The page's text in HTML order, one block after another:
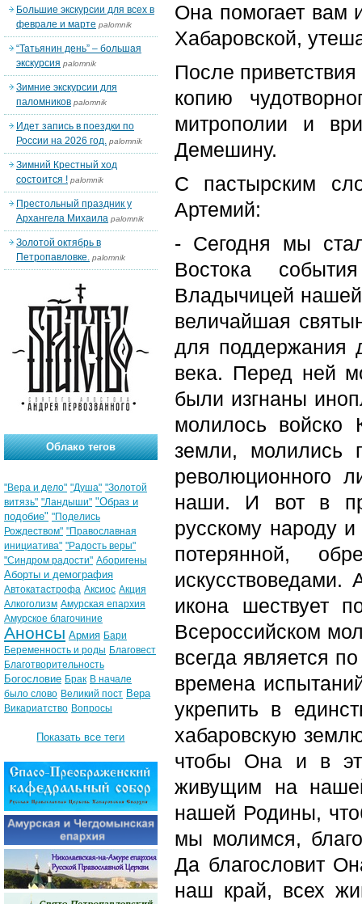
Она помогает вам
Хабаровской,
После
копию
митрополии и
Демешину.
С пастырским
Артемий:
- Сегодня мы
Востока
Владычицей
величайшая
для поддержания
века. Перед ней
были изгнаны
молилось войско
земли, молились
революционного
наши. И вот в
русскому народу
потерянной,
искусствоведами.
икона шествует
Всероссийском
всегда является
времена
укрепить в
хабаровскую
чтобы Она и в
живущим на
нашей Родины,
мы молимся,
Да благословит
наш край, всех
Большие экскурсии для всех в
феврале и марте palomnik
“Татьянин день” – большая
экскурсия palomnik
Зимние экскурсии для
паломников palomnik
Идет запись в поездки по
России на 2026 год. palomnik
Зимний Крестный ход
состоится ! palomnik
Престольный праздник у
Архангела Михаила palomnik
Золотой октябрь в
Петропавловке. palomnik
Облако тегов
"Вера и дело" "Душа" "Золотой
витязь" "Ландыши" "Образ и
подобие" "Поделись
Рождеством" "Православная
инициатива" "Радость веры"
"Синдром радости" Аборигены
Аборты и демография
Автокатастрофа Аксиос Акция
Алкоголизм Амурская епархия
Амурское благочиние
Анонсы Армия Бари
Беременность и роды Благовест
Благотворительность
Богословие Брак В начале
было слово Великий пост Вера
Викариатство Вопросы
Показать все теги